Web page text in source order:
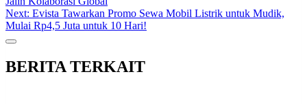
Next: Evista Tawarkan Promo Sewa Mobil Listrik untuk Mudik,
Mulai Rp4,5 Juta untuk 10 Hari!
BERITA TERKAIT